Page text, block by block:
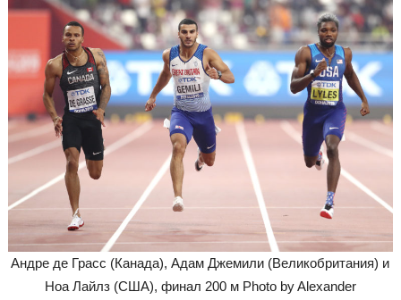
Андре де Грасс (Канада), Адам Джемили (Великобритания) и
Ноа Лайлз (США), финал 200 м Photo by Alexander